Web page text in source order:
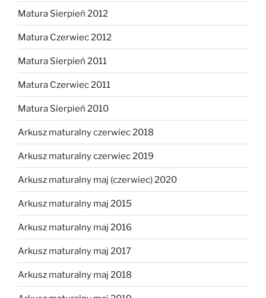
Matura Sierpień 2012
Matura Czerwiec 2012
Matura Sierpień 2011
Matura Czerwiec 2011
Matura Sierpień 2010
Arkusz maturalny czerwiec 2018
Arkusz maturalny czerwiec 2019
Arkusz maturalny maj (czerwiec) 2020
Arkusz maturalny maj 2015
Arkusz maturalny maj 2016
Arkusz maturalny maj 2017
Arkusz maturalny maj 2018